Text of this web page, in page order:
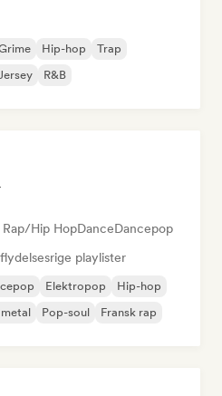
Hip-hop
Trap
R&B
Rap/Hip HopDanceDancepop
playlister
Elektropop
Hip-hop
Pop-soul Fransk rap